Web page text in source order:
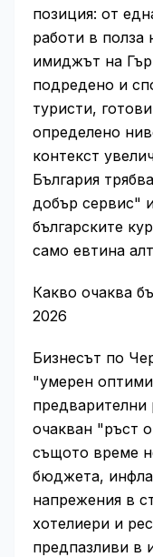
позиция: от
работи в полза
имиджът на
подредено и
туристи,
определено
контекст
България
добър сервис"
българските
само евтина
Какво очаква
2026
Бизнесът по
"умерен
предварителни
очакван "ръст
същото време
бюджета,
напрежения в
хотелиери и
предпазливи в